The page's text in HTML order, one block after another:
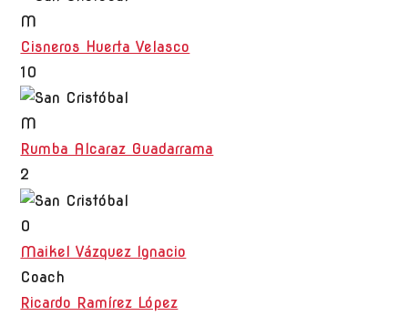
M
Cisneros Huerta Velasco
10
M
Rumba Alcaraz Guadarrama
2
O
Maikel Vázquez Ignacio
Coach
Ricardo Ramírez López